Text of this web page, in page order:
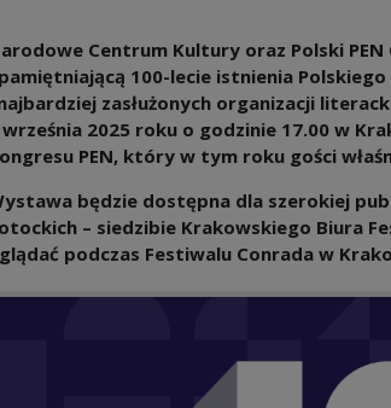
Centrum Kultury oraz Polski
100-lecie istnienia Polskiego
zasłużonych organizacji
września 2025 roku o godzinie 17.00 w
PEN, który w tym roku gości
będzie dostępna dla szerokiej
– siedzibie Krakowskiego Biura
podczas Festiwalu Conrada w